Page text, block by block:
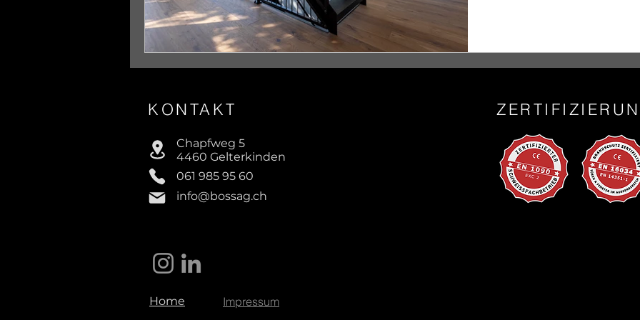
KONTAKT
Chapfweg 5
4460 Gelterkinden
061 985 95 60
info@bossag.ch
Home Impressum